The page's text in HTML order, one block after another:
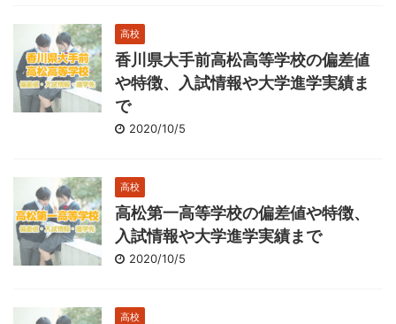
高校
香川県大手前高松高等学校の偏差値
や特徴、入試情報や大学進学実績ま
で
2020/10/5
高校
高松第一高等学校の偏差値や特徴、
入試情報や大学進学実績まで
2020/10/5
高校